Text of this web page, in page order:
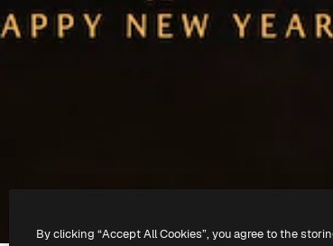
By clicking “Accept All Cookies”, you agree to the